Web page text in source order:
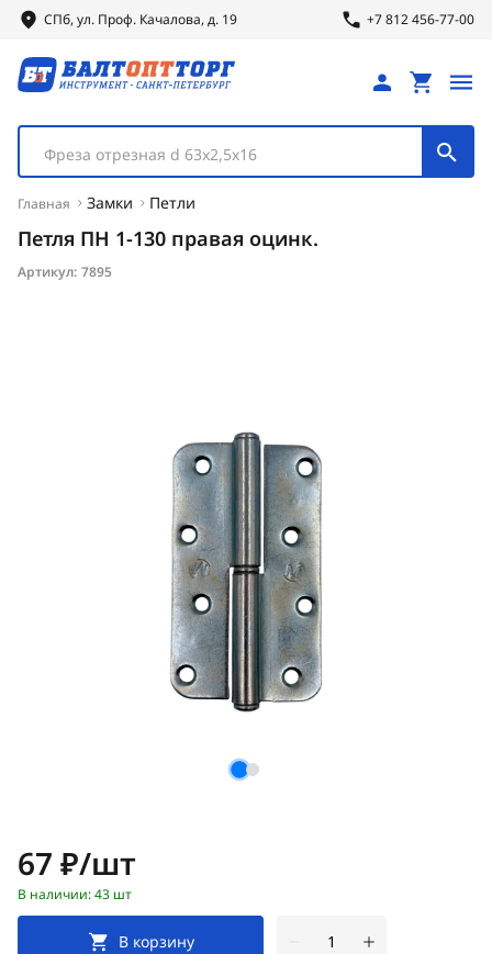
СПб, ул. Проф. Качалова, д. 19 +7 812 456-77-00
Фреза отрезная d 63х2,5х16
Главная Замки Петли
Петля ПН 1-130 правая оцинк.
Артикул: 7895
Цена:
67 ₽/шт
В наличии: 43 шт
В корзину